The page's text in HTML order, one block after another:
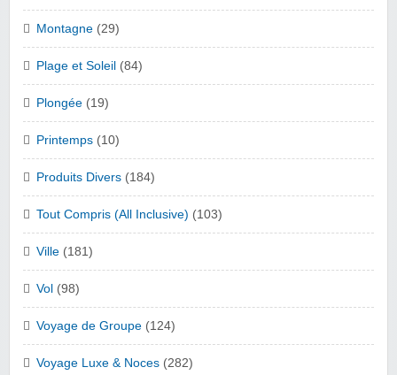
Montagne (29)
Plage et Soleil (84)
Plongée (19)
Printemps (10)
Produits Divers (184)
Tout Compris (All Inclusive) (103)
Ville (181)
Vol (98)
Voyage de Groupe (124)
Voyage Luxe & Noces (282)